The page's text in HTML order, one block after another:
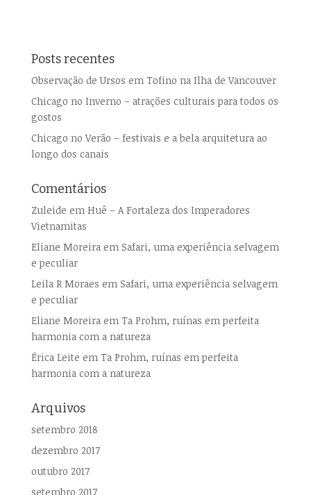
Posts recentes
Observação de Ursos em Tofino na Ilha de Vancouver
Chicago no Inverno – atrações culturais para todos os
gostos
Chicago no Verão – festivais e a bela arquitetura ao
longo dos canais
Comentários
Zuleide em Huê – A Fortaleza dos Imperadores
Vietnamitas
Eliane Moreiraem Safari, uma experiência selvagem
e peculiar
Leila R Moraes em Safari, uma experiência selvagem
e peculiar
Eliane Moreiraem Ta Prohm, ruínas em perfeita
harmonia com a natureza
Érica Leite em Ta Prohm, ruínas em perfeita
harmonia com a natureza
Arquivos
setembro 2018
dezembro 2017
outubro 2017
setembro 2017